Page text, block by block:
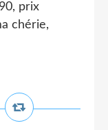
prix
chérie,